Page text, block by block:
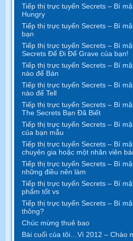
Tiếp thị trực tuyến Secrets – Bí
Hungry
Tiếp thị trực tuyến Secrets – Bí
bạn
Tiếp thị trực tuyến Secrets – Bí
Secrets Để Đi Để Grave của bạn!
Tiếp thị trực tuyến Secrets – Bí
nào để Bán
Tiếp thị trực tuyến Secrets – Bí
nào để Tell
Tiếp thị trực tuyến Secrets – Bí
The Secrets Bạn Đã Biết
Tiếp thị trực tuyến Secrets – Bí
của bạn mẫu
Tiếp thị trực tuyến Secrets – Bí
chuyên gia hoặc một nhân viên
Tiếp thị trực tuyến Secrets – Bí
những điều nên làm
Tiếp thị trực tuyến Secrets – Bí
phẩm tốt vs
Tiếp thị trực tuyến Secrets – Bí
thông?
Chúc mừng thuê bao
Bài cuối của tôi…Vì 2012 – Chào